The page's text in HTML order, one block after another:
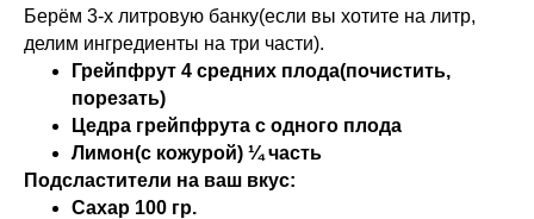
Берём 3-х литровую банку(если вы хотите на литр,
делим ингредиенты на три части).
Грейпфрут 4 средних плода(почистить,
порезать)
Цедра грейпфрута с одного плода
Лимон(с кожурой) ¼ часть
Подсластители на ваш вкус:
Сахар 100 гр.